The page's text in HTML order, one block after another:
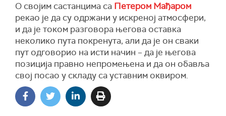
О својим састанцима са Петером Мађаром
рекао је да су одржани у искреној атмосфери,
и да је током разговора његова оставка
неколико пута покренута, али да је он сваки
пут одговорио на исти начин – да је његова
позиција правно непромењена и да он обавља
свој посао у складу са уставним оквиром.